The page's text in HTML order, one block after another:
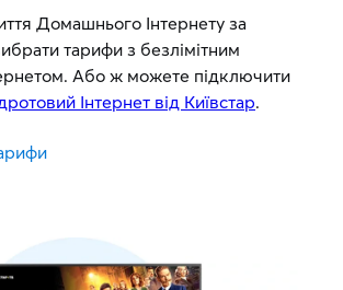
Домашнього Інтернету за
тарифи з безлімітним
Або ж можете підключити
Інтернет від Київстар.